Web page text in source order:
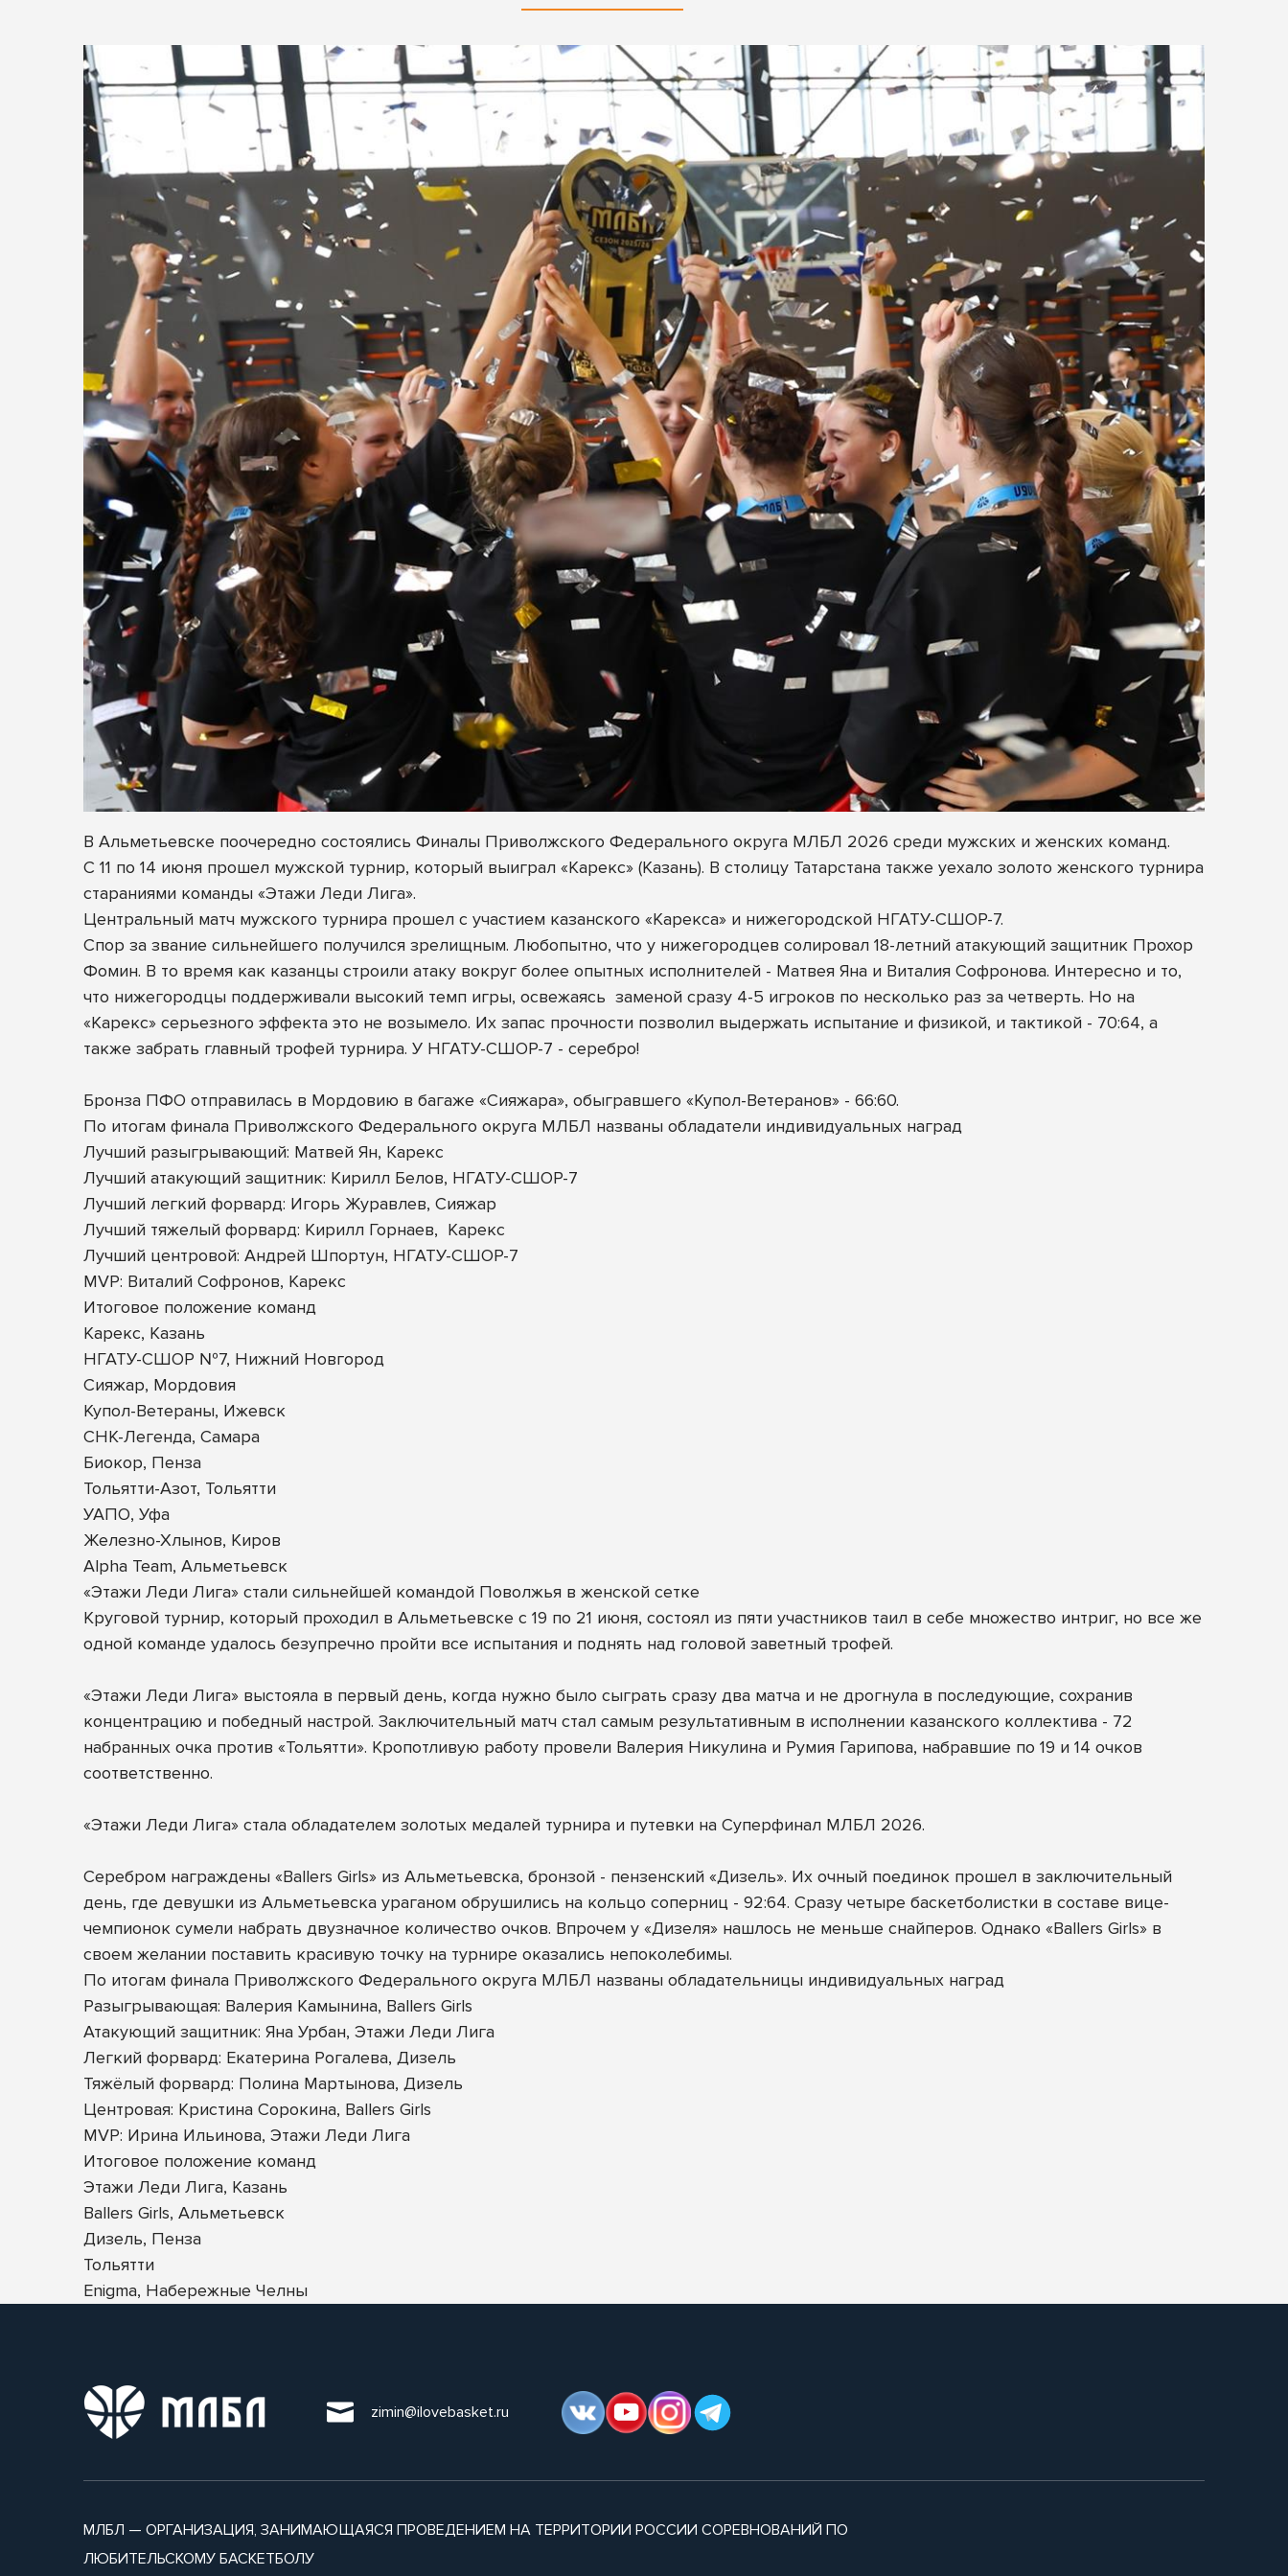
В Альметьевске поочередно состоялись Финалы Приволжского Федерального округа МЛБЛ 2026 среди мужских и женских команд.
С 11 по 14 июня прошел мужской турнир, который выиграл «Карекс» (Казань). В столицу Татарстана также уехало золото женского турнира
стараниями команды «Этажи Леди Лига».
Центральный матч мужского турнира прошел с участием казанского «Карекса» и нижегородской НГАТУ-СШОР-7.
Спор за звание сильнейшего получился зрелищным. Любопытно, что у нижегородцев солировал 18-летний атакующий защитник Прохор
Фомин. В то время как казанцы строили атаку вокруг более опытных исполнителей - Матвея Яна и Виталия Софронова. Интересно и то,
что нижегородцы поддерживали высокий темп игры, освежаясь заменой сразу 4-5 игроков по несколько раз за четверть. Но на
«Карекс» серьезного эффекта это не возымело. Их запас прочности позволил выдержать испытание и физикой, и тактикой - 70:64, а
также забрать главный трофей турнира. У НГАТУ-СШОР-7 - серебро!
Бронза ПФО отправилась в Мордовию в багаже «Сияжара», обыгравшего «Купол-Ветеранов» - 66:60.
По итогам финала Приволжского Федерального округа МЛБЛ названы обладатели индивидуальных наград
Лучший разыгрывающий: Матвей Ян, Карекс
Лучший атакующий защитник: Кирилл Белов, НГАТУ-СШОР-7
Лучший легкий форвард: Игорь Журавлев, Сияжар
Лучший тяжелый форвард: Кирилл Горнаев, Карекс
Лучший центровой: Андрей Шпортун, НГАТУ-СШОР-7
MVP: Виталий Софронов, Карекс
Итоговое положение команд
Карекс, Казань
НГАТУ-СШОР №7, Нижний Новгород
Сияжар, Мордовия
Купол-Ветераны, Ижевск
СНК-Легенда, Самара
Биокор, Пенза
Тольятти-Азот, Тольятти
УАПО, Уфа
Железно-Хлынов, Киров
Alpha Team, Альметьевск
«Этажи Леди Лига» стали сильнейшей командой Поволжья в женской сетке
Круговой турнир, который проходил в Альметьевске с 19 по 21 июня, состоял из пяти участников таил в себе множество интриг, но все же
одной команде удалось безупречно пройти все испытания и поднять над головой заветный трофей.
«Этажи Леди Лига» выстояла в первый день, когда нужно было сыграть сразу два матча и не дрогнула в последующие, сохранив
концентрацию и победный настрой. Заключительный матч стал самым результативным в исполнении казанского коллектива - 72
набранных очка против «Тольятти». Кропотливую работу провели Валерия Никулина и Румия Гарипова, набравшие по 19 и 14 очков
соответственно.
«Этажи Леди Лига» стала обладателем золотых медалей турнира и путевки на Суперфинал МЛБЛ 2026.
Серебром награждены «Ballers Girls» из Альметьевска, бронзой - пензенский «Дизель». Их очный поединок прошел в заключительный
день, где девушки из Альметьевска ураганом обрушились на кольцо соперниц - 92:64. Сразу четыре баскетболистки в составе вице-
чемпионок сумели набрать двузначное количество очков. Впрочем у «Дизеля» нашлось не меньше снайперов. Однако «Ballers Girls» в
своем желании поставить красивую точку на турнире оказались непоколебимы.
По итогам финала Приволжского Федерального округа МЛБЛ названы обладательницы индивидуальных наград
Разыгрывающая: Валерия Камынина, Ballers Girls
Атакующий защитник: Яна Урбан, Этажи Леди Лига
Легкий форвард: Екатерина Рогалева, Дизель
Тяжёлый форвард: Полина Мартынова, Дизель
Центровая: Кристина Сорокина, Ballers Girls
MVP: Ирина Ильинова, Этажи Леди Лига
Итоговое положение команд
Этажи Леди Лига, Казань
Ballers Girls, Альметьевск
Дизель, Пенза
Тольятти
Enigma, Набережные Челны
zimin@ilovebasket.ru
МЛБЛ — ОРГАНИЗАЦИЯ, ЗАНИМАЮЩАЯСЯ ПРОВЕДЕНИЕМ НА ТЕРРИТОРИИ РОССИИ СОРЕВНОВАНИЙ ПО
ЛЮБИТЕЛЬСКОМУ БАСКЕТБОЛУ